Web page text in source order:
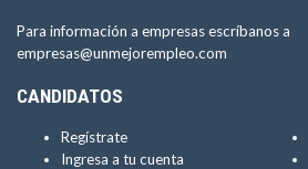
Para información a empresas escríbanos a
empresas@unmejorempleo.com
CANDIDATOS
Regístrate
Ingresa a tu cuenta